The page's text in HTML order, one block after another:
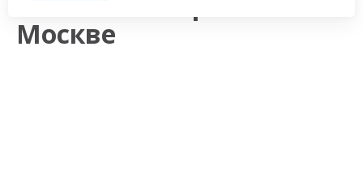
Москве